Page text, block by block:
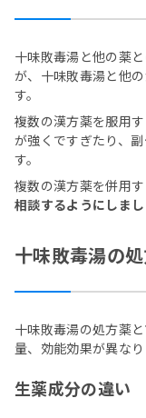
十味敗毒湯と他の薬
が、十味敗毒湯と他
す。
複数の漢方薬を服用
が強くですぎたり、
す。
複数の漢方薬を併用
相談するようにしまし
十味敗毒湯の
十味敗毒湯の処方薬
量、効能効果が異なり
生薬成分の違い